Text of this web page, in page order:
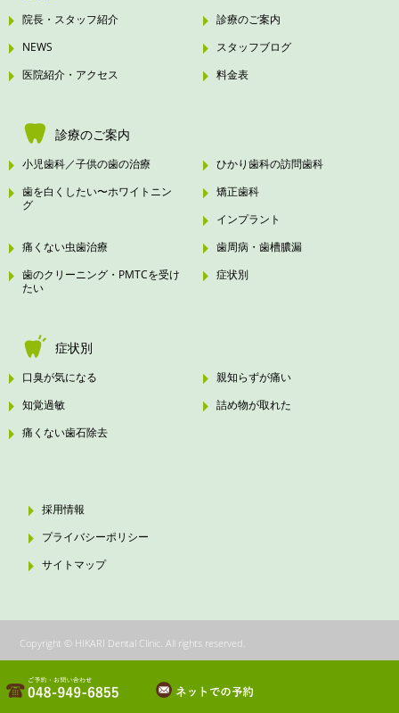
院長・スタッフ紹介
診療のご案内
NEWS
スタッフブログ
医院紹介・アクセス
料金表
診療のご案内
小児歯科／子供の歯の治療
ひかり歯科の訪問歯科
歯を白くしたい〜ホワイトニン
グ
矯正歯科
インプラント
痛くない虫歯治療
歯周病・歯槽膿漏
歯のクリーニング・PMTCを受け
たい
症状別
症状別
口臭が気になる
親知らずが痛い
知覚過敏
詰め物が取れた
痛くない歯石除去
採用情報
プライバシーポリシー
サイトマップ
Copyright © HIKARI Dental Clinic. All rights reserved.